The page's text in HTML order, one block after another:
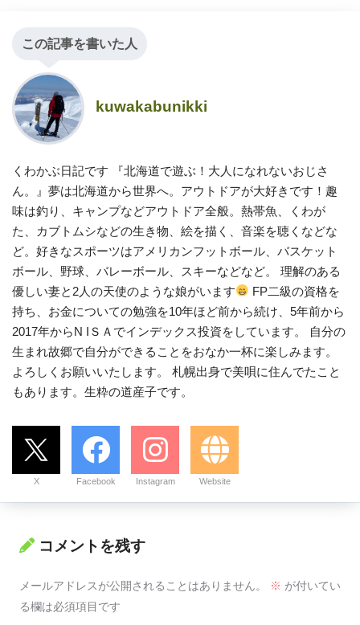
この記事を書いた人
kuwakabunikki
くわかぶ日記です 『北海道で遊ぶ！大人になれないおじさ
ん。』夢は北海道から世界へ。アウトドアが大好きです！趣
味は釣り、キャンプなどアウトドア全般。熱帯魚、くわが
た、カブトムシなどの生き物、絵を描く、音楽を聴くなどな
ど。好きなスポーツはアメリカンフットボール、バスケット
ボール、野球、バレーボール、スキーなどなど。 理解のある
優しい妻と2人の天使のような娘がいます
FP二級の資格を
持ち、お金についての勉強を10年ほど前から続け、5年前から
2017年からN IＳＡでインデックス投資をしています。 自分の
生まれ故郷で自分ができることをおなか一杯に楽しみます。
よろしくお願いいたします。 札幌出身で美唄に住んでたこと
もあります。生粋の道産子です。
X Facebook Instagram Website
コメントを残す
メールアドレスが公開されることはありません。 ※ が付いてい
る欄は必須項目です